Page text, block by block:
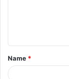
t
*
Name *